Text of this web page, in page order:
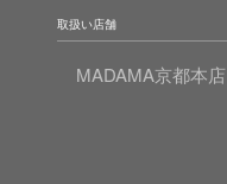
取扱い店舗
MADAMA京都本店